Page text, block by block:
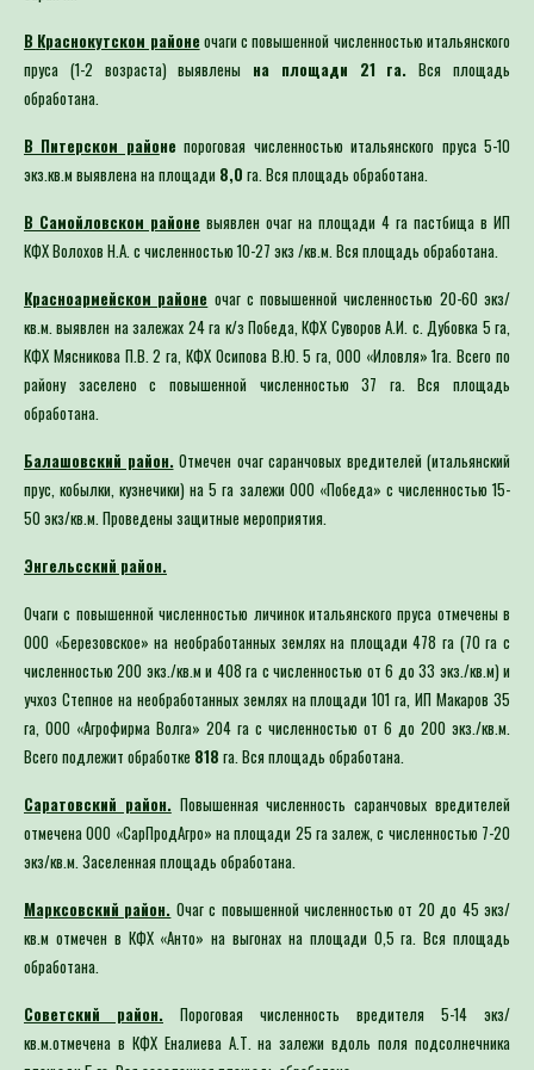
В Краснокутском районе очаги с повышенной численностью итальянского
пруса (1-2 возраста) выявлены на площади 21 га. Вся площадь
обработана.
В Питерском районепороговая численностью итальянского пруса 5-10
экз.кв.м выявлена на площади 8,0 га. Вся площадь обработана.
В Самойловском районе выявлен очаг на площади 4 га пастбища в ИП
КФХ Волохов Н.А. с численностью 10-27 экз /кв.м. Вся площадь обработана.
Красноармейском районе очаг с повышенной численностью 20-60 экз/
кв.м. выявлен на залежах 24 га к/з Победа, КФХ Суворов А.И. с. Дубовка 5 га,
КФХ Мясникова П.В. 2 га, КФХ Осипова В.Ю. 5 га, ООО «Иловля» 1га. Всего по
району заселено с повышенной численностью 37 га. Вся площадь
обработана.
Балашовский район. Отмечен очаг саранчовых вредителей (итальянский
прус, кобылки, кузнечики) на 5 га залежи ООО «Победа» с численностью 15-
50 экз/кв.м. Проведены защитные мероприятия.
Энгельсский район.
Очаги с повышенной численностью личинок итальянского пруса отмечены в
ООО «Березовское» на необработанных землях на площади 478 га (70 га с
численностью 200 экз./кв.м и 408 га с численностью от 6 до 33 экз./кв.м) и
учхоз Степное на необработанных землях на площади 101 га, ИП Макаров 35
га, ООО «Агрофирма Волга» 204 га с численностью от 6 до 200 экз./кв.м.
Всего подлежит обработке 818 га. Вся площадь обработана.
Саратовский район. Повышенная численность саранчовых вредителей
отмечена ООО «СарПродАгро» на площади 25 га залеж, с численностью 7-20
экз/кв.м. Заселенная площадь обработана.
Марксовский район. Очаг с повышенной численностью от 20 до 45 экз/
кв.м отмечен в КФХ «Анто» на выгонах на площади 0,5 га. Вся площадь
обработана.
Советский район. Пороговая численность вредителя 5-14 экз/
кв.м.отмечена в КФХ Еналиева А.Т. на залежи вдоль поля подсолнечника